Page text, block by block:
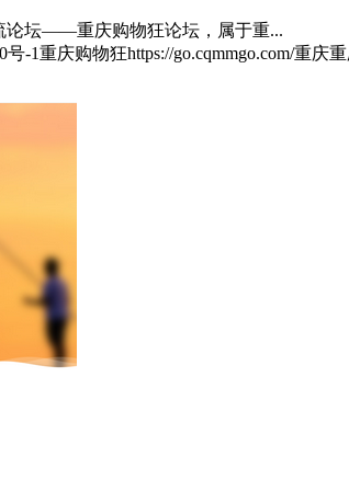
论坛——重庆购物狂论坛，属于重...
号-1重庆购物狂https://go.cqmmgo.com/重庆